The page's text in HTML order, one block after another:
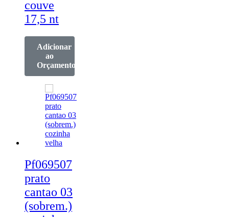
couve
17,5 nt
Adicionar
ao
Orçamento
Pf069507
prato
cantao 03
(sobrem.)